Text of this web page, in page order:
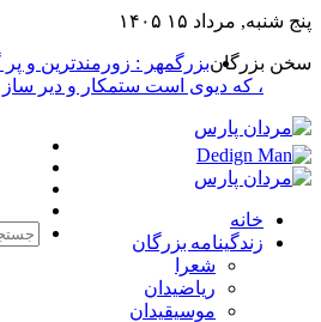
پنج شنبه, مرداد ۱۵ ۱۴۰۵
سخن بزرگانبزرگمهر : زورمندترین و
، که دیوی است ستمکار و دیر ساز
خانه
زندگینامه بزرگان
شعرا
ریاضیدان
موسیقیدان